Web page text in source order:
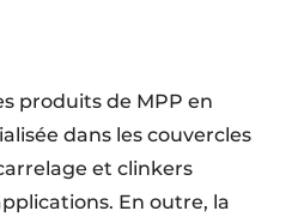
produits de MPP en
dans les couvercles
et clinkers
En outre, la